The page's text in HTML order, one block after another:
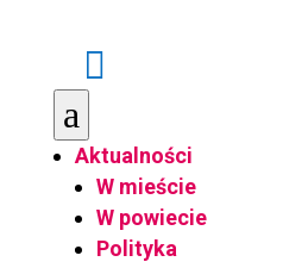

a
Aktualności
W mieście
W powiecie
Polityka